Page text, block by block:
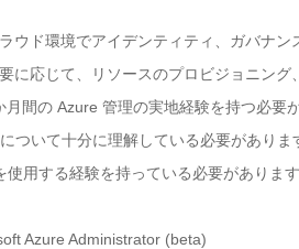
ウド環境でアイデンティティ、ガバナ
に応じて、リソースのプロビジョニン
月間の Azure 管理の実地経験を持つ必
ついて十分に理解している必要があり
使用する経験を持っている必要がありま
Azure Administrator (beta)